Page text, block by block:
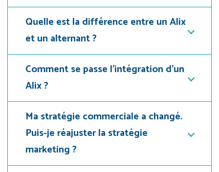
Quelle est la différence entre un Alix
et un alternant ?
Comment se passe l'intégration d'un
Alix ?
Ma stratégie commerciale a changé.
Puis-je réajuster la stratégie
marketing ?